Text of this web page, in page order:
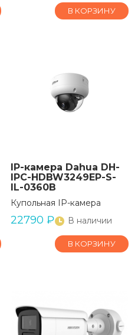
В КОРЗИНУ
IP-камера Dahua DH-
IPC-HDBW3249EP-S-
IL-0360B
Купольная IP-камера
22790 ₽ В наличии
В КОРЗИНУ